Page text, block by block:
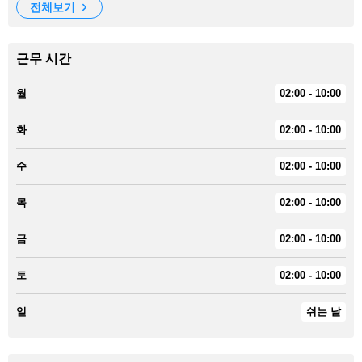
전체보기
근무 시간
월 02:00 - 10:00
화 02:00 - 10:00
수 02:00 - 10:00
목 02:00 - 10:00
금 02:00 - 10:00
토 02:00 - 10:00
일 쉬는 날